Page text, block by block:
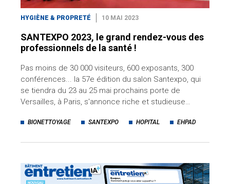
HYGIÈNE & PROPRETÉ 10 MAI 2023
SANTEXPO 2023, le grand rendez-vous des
professionnels de la santé !
Pas moins de 30 000 visiteurs, 600 exposants, 300
conférences... la 57e édition du salon Santexpo, qui
se tiendra du 23 au 25 mai prochains porte de
Versailles, à Paris, s'annonce riche et studieuse…
BIONETTOYAGE SANTEXPO HOPITAL EHPAD